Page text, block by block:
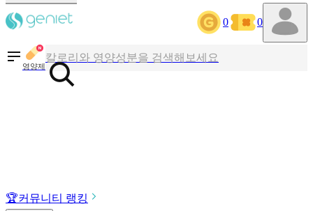
0 0
영양제
칼로리와 영양성분을 검색해보세요
혈당 · 다이어트 음식 검색해보세요
🏆커뮤니티 랭킹